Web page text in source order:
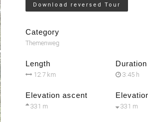
Download reversed Tour
Category
Themenweg
Length
12.7 km
Duration
3:45 h
Elevation ascent
331 m 331 m